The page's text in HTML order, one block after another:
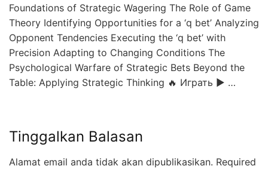
Foundations of Strategic Wagering The Role of Game
Theory Identifying Opportunities for a ‘q bet’ Analyzing
Opponent Tendencies Executing the ‘q bet’ with
Precision Adapting to Changing Conditions The
Psychological Warfare of Strategic Bets Beyond the
Table: Applying Strategic Thinking 🔥 Играть ▶️ …
Tinggalkan Balasan
Alamat email anda tidak akan dipublikasikan. Required